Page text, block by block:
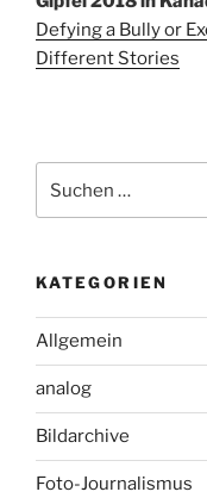
Defying a Bully or
Different Stories
nach:
KATEGORIEN
Allgemein
analog
Bildarchive
Foto-Journalismus